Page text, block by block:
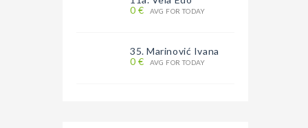
0 €
AVG FOR TODAY
35. Marinović Ivana
0 €
AVG FOR TODAY